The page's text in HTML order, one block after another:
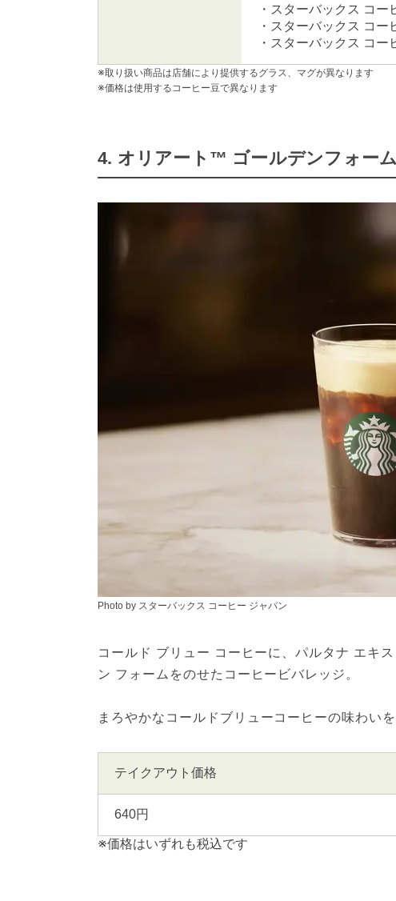
・スターバックス コ
・スターバックス コ
・スターバックス コー
※取り扱い商品は店舗により提供するグラス、マグが異なります
※価格は使用するコーヒー豆で異なります
4. オリアート™ ゴールデンフォー
Photo by スターバックス コーヒー ジャパン
コールド ブリュー コーヒーに、パルタナ エキ
ン フォームをのせたコーヒービバレッジ。
まろやかなコールドブリューコーヒーの味わい
テイクアウト価格
640円
※価格はいずれも税込です